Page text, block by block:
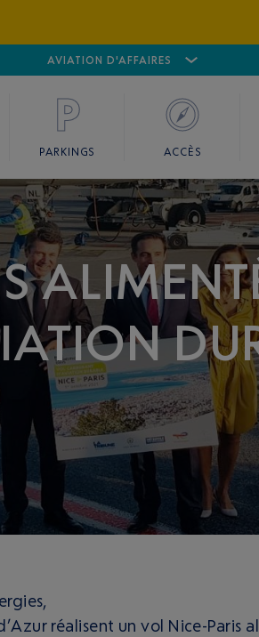
AVIATION D'AFFAIRES
MANDELIEU
PARKINGS ACCÈS
réalisent un vol Nice-